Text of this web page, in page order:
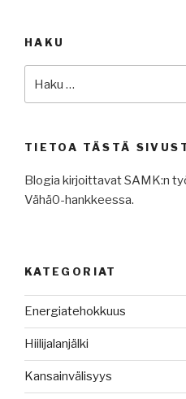
HAKU
TIETOA TÄSTÄ
Blogia kirjoittavat SAMK:n
Vähä0-hankkeessa.
KATEGORIAT
Energiatehokkuus
Hiilijalanjälki
Kansainvälisyys